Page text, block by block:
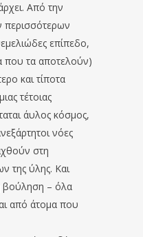
Από την
περισσότερων
επίπεδο,
που τα αποτελούν)
και τίποτα
τέτοιας
άυλος κόσμος,
νόες
στη
της ύλης. Και
βούληση – όλα
από άτομα που